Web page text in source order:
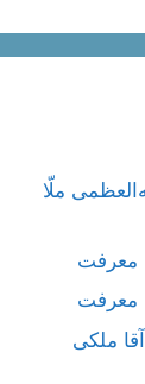
ملّا
معرفت
معرفت
ملکی